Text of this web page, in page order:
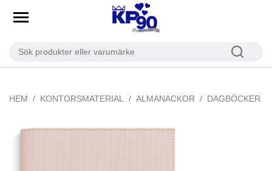
HEM KONTORSMATERIAL ALMANACKOR DAGBÖCKER